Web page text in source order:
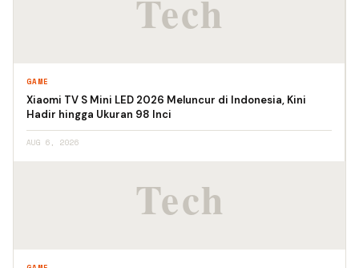
GAME
Xiaomi TV S Mini LED 2026 Meluncur di Indonesia, Kini
Hadir hingga Ukuran 98 Inci
AUG 6, 2026